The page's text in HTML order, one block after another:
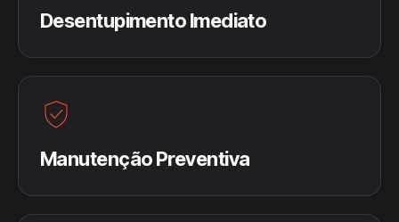
Desentupimento Imediato
Manutenção Preventiva